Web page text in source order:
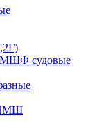
судовые